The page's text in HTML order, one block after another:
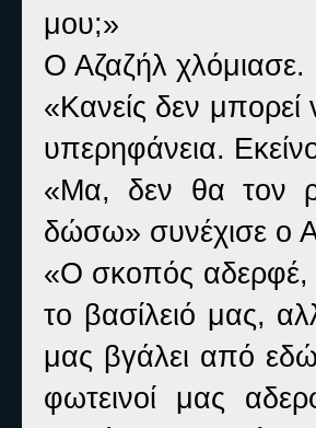
μου;»
Ο Αζαζήλ χλόμιασε.
«Κανείς δεν
υπερηφάνεια.
«Μα, δεν θα τον
δώσω» συνέχισε ο
«Ο σκοπός αδερφέ,
το βασίλειό μας,
μας βγάλει από
φωτεινοί μας